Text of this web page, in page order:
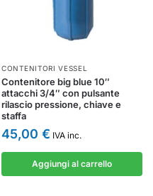
CONTENITORI VESSEL
Contenitore big blue 10″
attacchi 3/4″ con pulsante
rilascio pressione, chiave e
staffa
45,00 € IVA inc.
Aggiungi al carrello